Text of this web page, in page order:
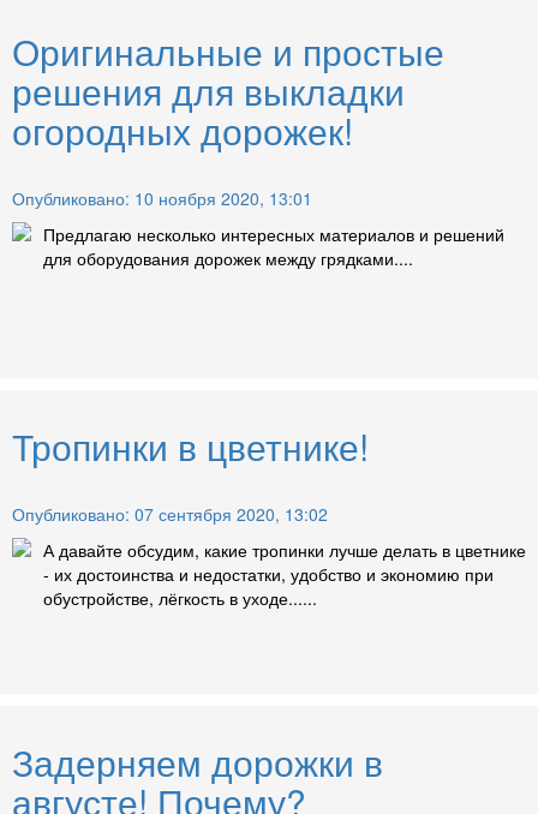
Оригинальные и простые
решения для выкладки
огородных дорожек!
Опубликовано: 10 ноября 2020, 13:01
Предлагаю несколько интересных материалов и решений
для оборудования дорожек между грядками....
Тропинки в цветнике!
Опубликовано: 07 сентября 2020, 13:02
А давайте обсудим, какие тропинки лучше делать в цветнике
- их достоинства и недостатки, удобство и экономию при
обустройстве, лёгкость в уходе......
Задерняем дорожки в
августе! Почему?